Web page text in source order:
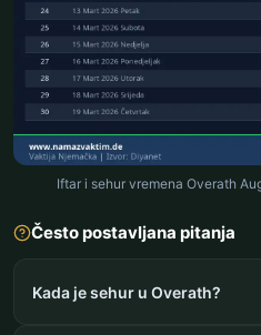
Iftar i sehur vremena Overath
Često postavljana pitanja
Kada je sehur u Overath?